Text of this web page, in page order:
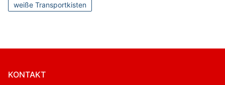
weiße Transportkisten
KONTAKT